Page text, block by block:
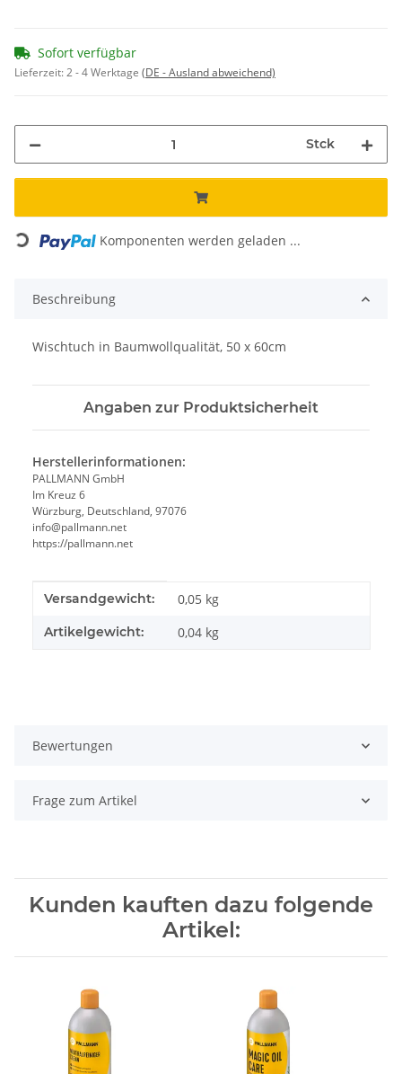
Sofort verfügbar
Lieferzeit:2 - 4 Werktage (DE - Ausland abweichend)
Stck
Loading... Komponenten werden geladen ...
Beschreibung
Wischtuch in Baumwollqualität, 50 x 60cm
Angaben zur Produktsicherheit
Herstellerinformationen:
PALLMANN GmbH
Im Kreuz 6
Würzburg, Deutschland, 97076
info@pallmann.net
https://pallmann.net
Produkteigenschaft
Wert
Versandgewicht: 0,05 kg
Artikelgewicht: 0,04 kg
Bewertungen
Frage zum Artikel
Kunden kauften dazu folgende
Artikel: